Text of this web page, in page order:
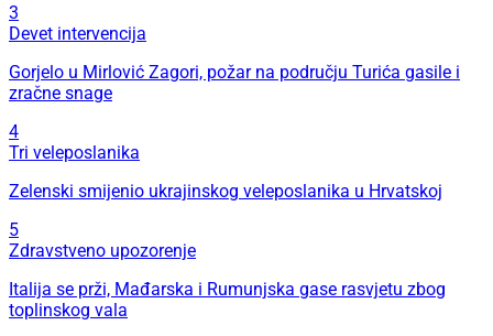
3
Devet intervencija
Gorjelo u Mirlović Zagori, požar na području Turića gasile i
zračne snage
4
Tri veleposlanika
Zelenski smijenio ukrajinskog veleposlanika u Hrvatskoj
5
Zdravstveno upozorenje
Italija se prži, Mađarska i Rumunjska gase rasvjetu zbog
toplinskog vala